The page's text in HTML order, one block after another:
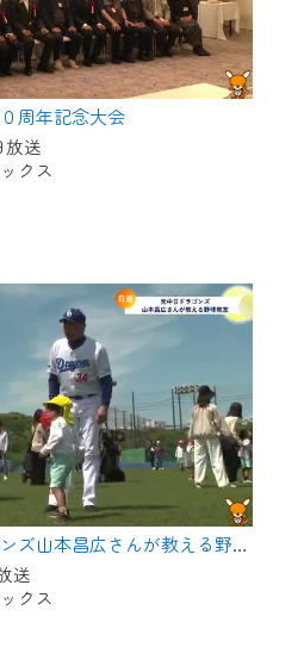
周年記念大会
放送
クス
【日進】元中日ドラゴンズ山本昌広さんが教える野球教室
送
クス